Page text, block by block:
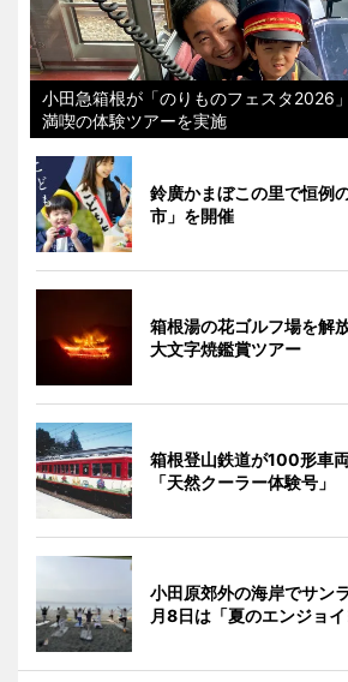
小田急箱根が「のりものフェスタ
満喫の体験ツアーを実施
鈴廣かまぼこの里で恒例
市」を開催
箱根湯の花ゴルフ場を解
大文字焼鑑賞ツアー
箱根登山鉄道が100形車
「天然クーラー体験号
小田原郊外の海岸でサ
月8日は「夏のエンジョイ